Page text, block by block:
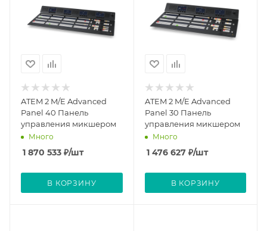
ATEM 2 M/E Advanced
Panel 40 Панель
управления микшером
Много
1 870 533 ₽/шт
В КОРЗИНУ
ATEM 2 M/E Advanced
Panel 30 Панель
управления микшером
Много
1 476 627₽/шт
В КОРЗИНУ